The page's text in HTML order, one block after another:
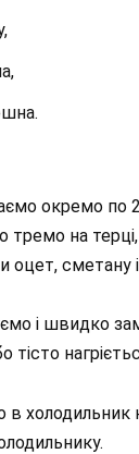
окремо по
тремо на
оцет, сметану
і швидко
тісто
в холодильник